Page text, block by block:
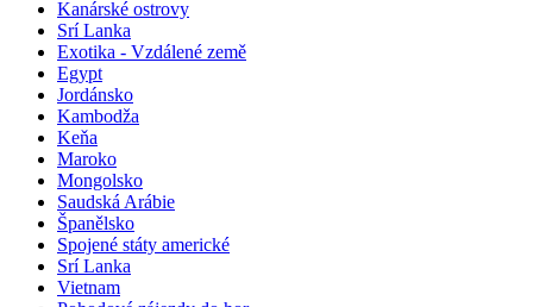
Kanárské ostrovy
Srí Lanka
Exotika - Vzdálené země
Egypt
Jordánsko
Kambodža
Keňa
Maroko
Mongolsko
Saudská Arábie
Španělsko
Spojené státy americké
Srí Lanka
Vietnam